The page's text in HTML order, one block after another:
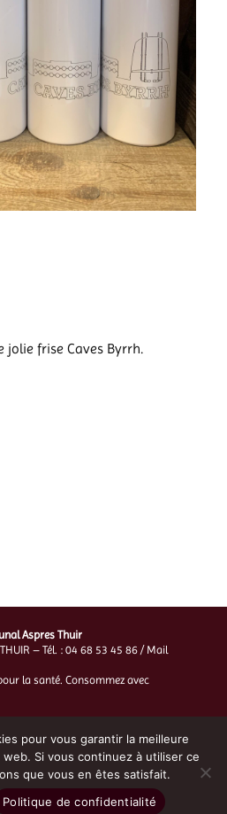
jolie frise Caves Byrrh.
Aspres Thuir
– Tél. : 04 68 53 45 86 / Mail
la santé. Consommez avec
:
Digital Marketing 66
pour vous garantir la meilleure
Si vous continuez à utiliser ce
que vous en êtes satisfait.
Politique de confidentialité